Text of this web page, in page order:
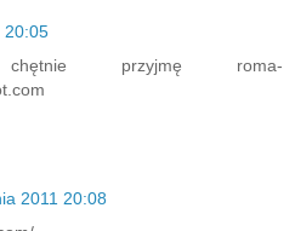
20:05
przyjmę roma-
2011 20:08